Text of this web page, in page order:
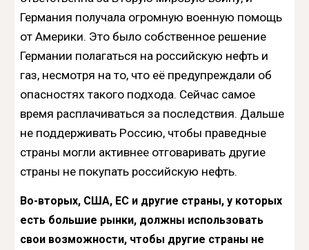
Германия получала огромную военную помощь
от Америки. Это было собственное решение
Германии полагаться на российскую нефть и
газ, несмотря на то, что её предупреждали об
опасностях такого подхода. Сейчас самое
время расплачиваться за последствия. Дальше
не поддерживать Россию, чтобы праведные
страны могли активнее отговаривать другие
страны не покупать российскую нефть.
Во-вторых, США, ЕС и другие страны, у которых
есть большие рынки, должны использовать
свои возможности, чтобы другие страны не